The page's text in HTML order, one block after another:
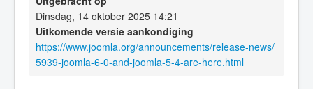
Dinsdag, 14 oktober 2025 14:21
Uitkomende versie aankondiging
https://www.joomla.org/announcements/release-news/
5939-joomla-6-0-and-joomla-5-4-are-here.html